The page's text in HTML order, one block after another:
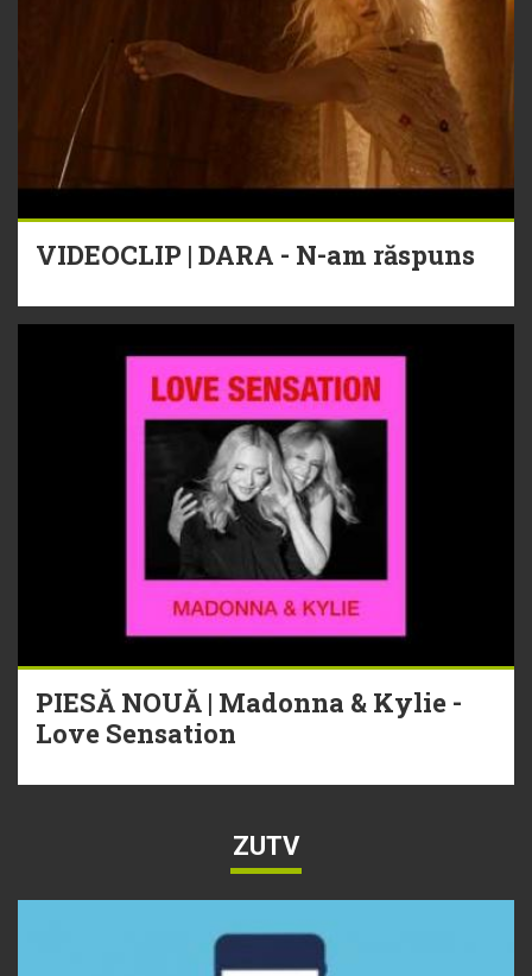
VIDEOCLIP | DARA - N-am răspuns
PIESĂ NOUĂ | Madonna & Kylie -
Love Sensation
ZUTV